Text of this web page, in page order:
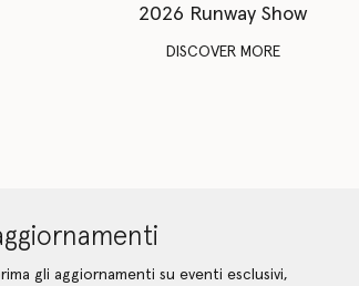
2026 Runway Show
DISCOVER MORE
gli aggiornamenti su eventi esclusivi,